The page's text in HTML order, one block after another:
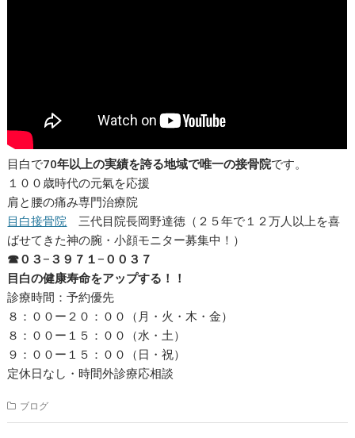
目白で70年以上の実績を誇る地域で唯一の接骨院です。
１００歳時代の元氣を応援
肩と腰の痛み専門治療院
目白接骨院 三代目院長岡野達徳（２５年で１２万人以上を喜
ばせてきた神の腕・小顔モニター募集中！）
☎︎０３−３９７１−００３７
目白の健康寿命をアップする！！
診療時間：予約優先
８：００ー２０：００（月・火・木・金）
８：００ー１５：００（水・土）
９：００ー１５：００（日・祝）
定休日なし・時間外診療応相談
ブログ